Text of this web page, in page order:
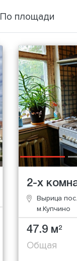
По площади
2-х
Вырица
м.Купчино
47.9 м2
Общая